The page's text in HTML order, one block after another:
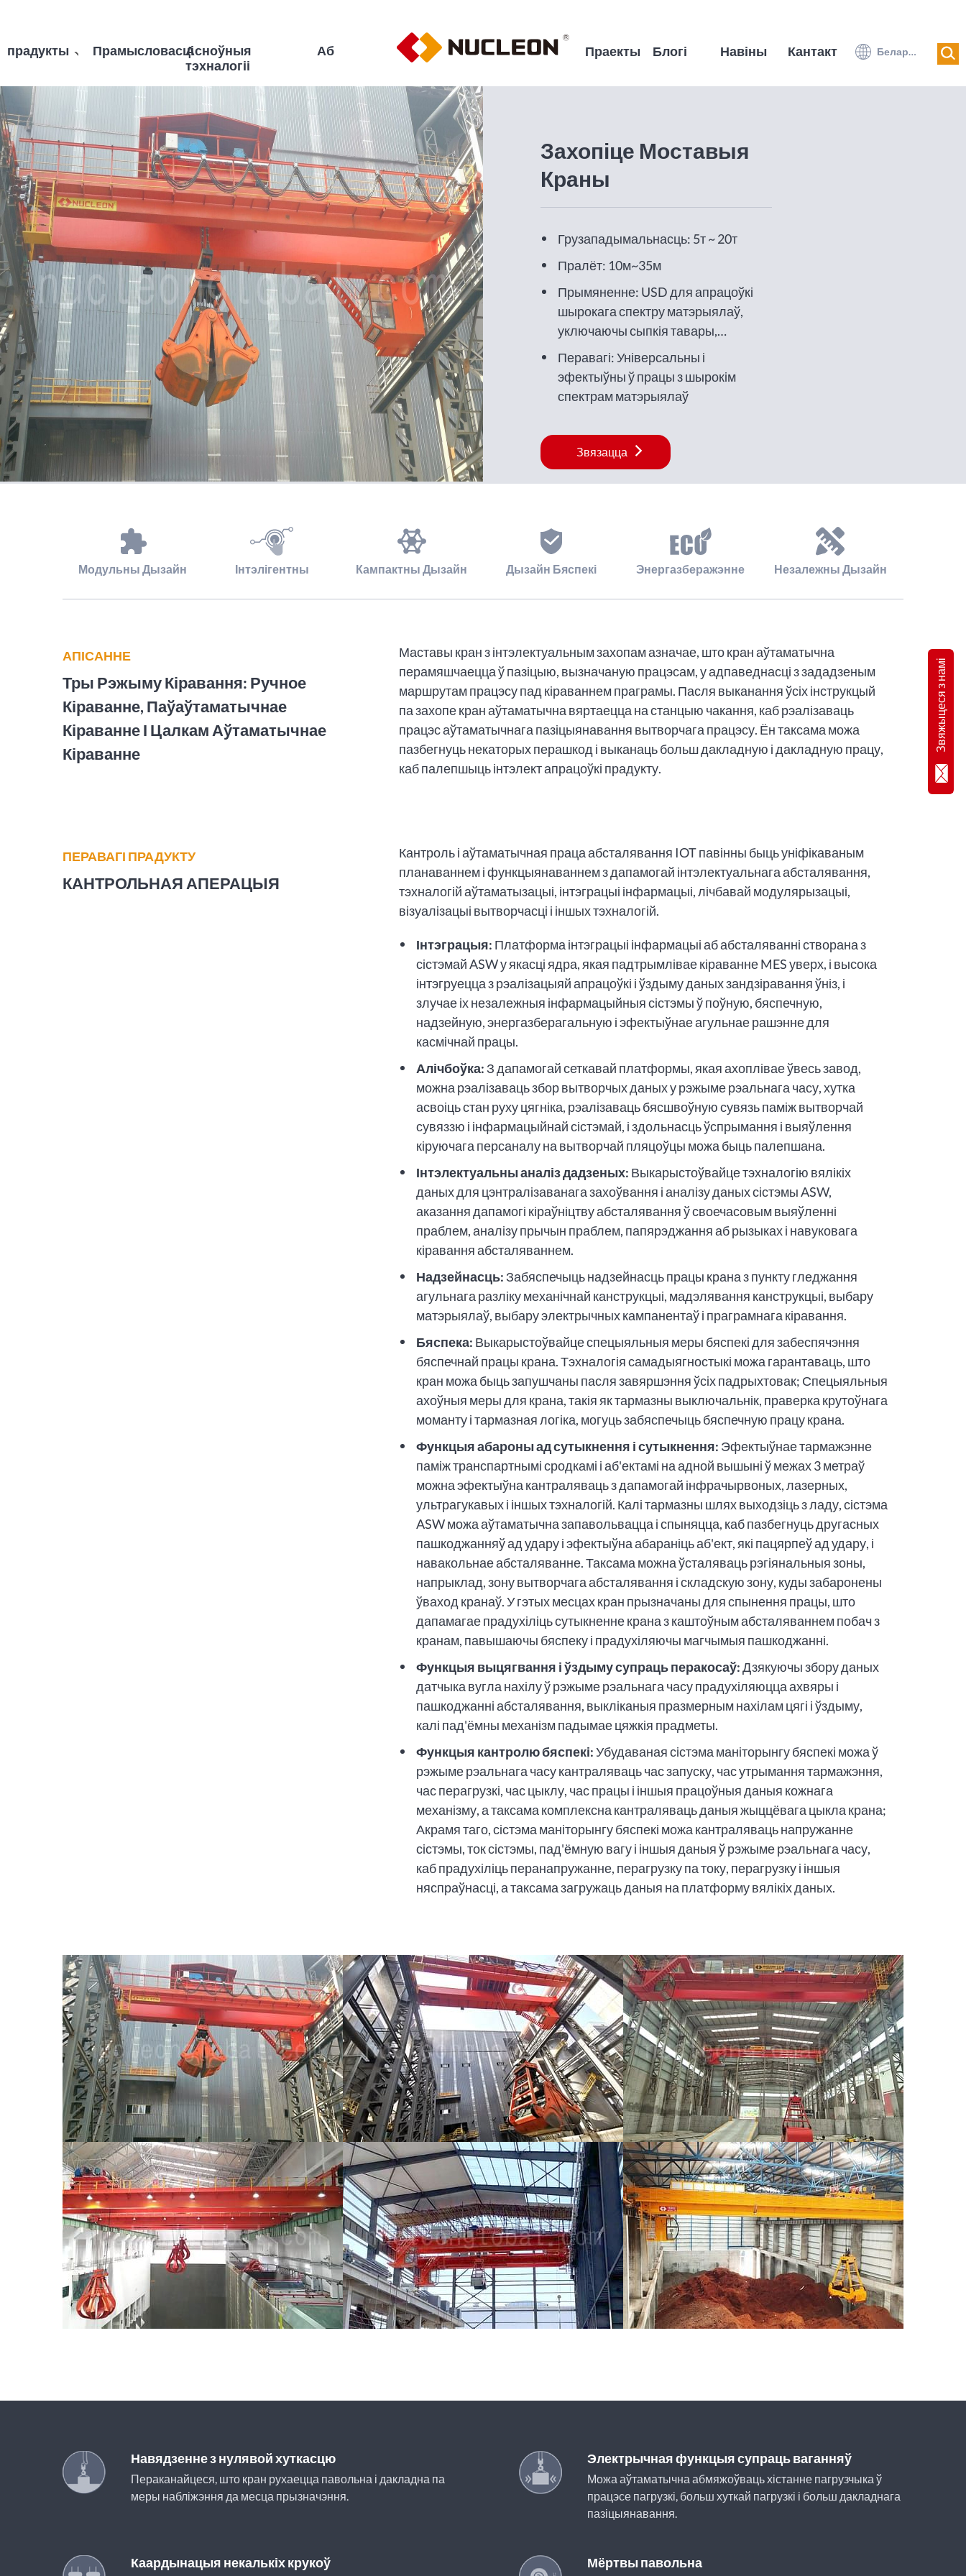
прадукты ПрамысловасціАсноўныя
тэхналогіі
Аб Праекты Блогі Навіны Кантакт Беларуская мова
Захопіце Моставыя
Краны
Грузападымальнасць: 5т ~ 20т
Пралёт: 10м~35м
Прымяненне: USD для апрацоўкі
шырокага спектру матэрыялаў,
уключаючы сыпкія тавары,
металалом і іншыя цяжкія
прадметы.
Перавагі: Універсальны і
эфектыўны ў працы з шырокім
спектрам матэрыялаў
Звязацца
Модульны Дызайн Інтэлігентны Кампактны Дызайн Дызайн Бяспекі Энергазберажэнне Незалежны Дызайн
АПІСАННЕ
Тры Рэжыму Кіравання: Ручное
Кіраванне, Паўаўтаматычнае
Кіраванне І Цалкам Аўтаматычнае
Кіраванне
Маставы кран з інтэлектуальным захопам азначае, што кран аўтаматычна
перамяшчаецца ў пазіцыю, вызначаную працэсам, у адпаведнасці з зададзеным
маршрутам працэсу пад кіраваннем праграмы. Пасля выканання ўсіх інструкцый
па захопе кран аўтаматычна вяртаецца на станцыю чакання, каб рэалізаваць
працэс аўтаматычнага пазіцыянавання вытворчага працэсу. Ён таксама можа
пазбегнуць некаторых перашкод і выканаць больш дакладную і дакладную працу,
каб палепшыць інтэлект апрацоўкі прадукту.
ПЕРАВАГІ ПРАДУКТУ
КАНТРОЛЬНАЯ АПЕРАЦЫЯ
Кантроль і аўтаматычная праца абсталявання IOT павінны быць уніфікаваным
планаваннем і функцыянаваннем з дапамогай інтэлектуальнага абсталявання,
тэхналогій аўтаматызацыі, інтэграцыі інфармацыі, лічбавай модулярызацыі,
візуалізацыі вытворчасці і іншых тэхналогій.
Інтэграцыя: Платформа інтэграцыі інфармацыі аб абсталяванні створана з
сістэмай ASW у якасці ядра, якая падтрымлівае кіраванне MES уверх, і высока
інтэгруецца з рэалізацыяй апрацоўкі і ўздыму даных зандзіравання ўніз, і
злучае іх незалежныя інфармацыйныя сістэмы ў поўную, бяспечную,
надзейную, энергазберагальную і эфектыўнае агульнае рашэнне для
касмічнай працы.
Алічбоўка:З дапамогай сеткавай платформы, якая ахоплівае ўвесь завод,
можна рэалізаваць збор вытворчых даных у рэжыме рэальнага часу, хутка
асвоіць стан руху цягніка, рэалізаваць бясшвоўную сувязь паміж вытворчай
сувяззю і інфармацыйнай сістэмай, і здольнасць ўспрымання і выяўлення
кіруючага персаналу на вытворчай пляцоўцы можа быць палепшана.
Інтэлектуальны аналіз дадзеных: Выкарыстоўвайце тэхналогію вялікіх
даных для цэнтралізаванага захоўвання і аналізу даных сістэмы ASW,
аказання дапамогі кіраўніцтву абсталявання ў своечасовым выяўленні
праблем, аналізу прычын праблем, папярэджання аб рызыках і навуковага
кіравання абсталяваннем.
Надзейнасць:Забяспечыць надзейнасць працы крана з пункту гледжання
агульнага разліку механічнай канструкцыі, мадэлявання канструкцыі, выбару
матэрыялаў, выбару электрычных кампанентаў і праграмнага кіравання.
Бяспека: Выкарыстоўвайце спецыяльныя меры бяспекі для забеспячэння
бяспечнай працы крана. Тэхналогія самадыягностыкі можа гарантаваць, што
кран можа быць запушчаны пасля завяршэння ўсіх падрыхтовак; Спецыяльныя
ахоўныя меры для крана, такія як тармазны выключальнік, праверка крутоўнага
моманту і тармазная логіка, могуць забяспечыць бяспечную працу крана.
Функцыя абароны ад сутыкнення і сутыкнення: Эфектыўнае тармажэнне
паміж транспартнымі сродкамі і аб'ектамі на адной вышыні ў межах 3 метраў
можна эфектыўна кантраляваць з дапамогай інфрачырвоных, лазерных,
ультрагукавых і іншых тэхналогій. Калі тармазны шлях выходзіць з ладу, сістэма
ASW можа аўтаматычна запавольвацца і спыняцца, каб пазбегнуць другасных
пашкоджанняў ад удару і эфектыўна абараніць аб'ект, які пацярпеў ад удару, і
навакольнае абсталяванне. Таксама можна ўсталяваць рэгіянальныя зоны,
напрыклад, зону вытворчага абсталявання і складскую зону, куды забаронены
ўваход кранаў. У гэтых месцах кран прызначаны для спынення працы, што
дапамагае прадухіліць сутыкненне крана з каштоўным абсталяваннем побач з
кранам, павышаючы бяспеку і прадухіляючы магчымыя пашкоджанні.
Функцыя выцягвання і ўздыму супраць перакосаў:Дзякуючы збору даных
датчыка вугла нахілу ў рэжыме рэальнага часу прадухіляюцца ахвяры і
пашкоджанні абсталявання, выкліканыя празмерным нахілам цягі і ўздыму,
калі пад'ёмны механізм падымае цяжкія прадметы.
Функцыя кантролю бяспекі:Убудаваная сістэма маніторынгу бяспекі можа ў
рэжыме рэальнага часу кантраляваць час запуску, час утрымання тармажэння,
час перагрузкі, час цыклу, час працы і іншыя працоўныя даныя кожнага
механізму, а таксама комплексна кантраляваць даныя жыццёвага цыкла крана;
Акрамя таго, сістэма маніторынгу бяспекі можа кантраляваць напружанне
сістэмы, ток сістэмы, пад'ёмную вагу і іншыя даныя ў рэжыме рэальнага часу,
каб прадухіліць перанапружанне, перагрузку па току, перагрузку і іншыя
няспраўнасці, а таксама загружаць даныя на платформу вялікіх даных.
Навядзенне з нулявой хуткасцю
Пераканайцеся, што кран рухаецца павольна і дакладна па
меры набліжэння да месца прызначэння.
Электрычная функцыя супраць ваганняў
Можа аўтаматычна абмяжоўваць хістанне пагрузчыка ў
працэсе пагрузкі, больш хуткай пагрузкі і больш дакладнага
пазіцыянавання.
Каардынацыя некалькіх крукоў Мёртвы павольна
Звяжыцеся з намі